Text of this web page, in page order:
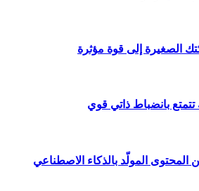
أعلى مستوياتها في سبعة
ترتفع وسط ترقب نتائج
مضيق هرمز
يدشن أولى رحلاته إلى
الوجهة التشغيلية الثامنة
المحتوى المولّد بالذكاء الاصطناعي